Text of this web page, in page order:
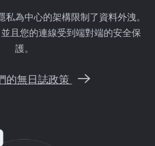
為中心的架構限制了資料外洩。
且您的連線受到端對端的安全保
護。
的無日誌政策